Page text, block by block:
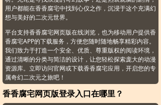
用户都能在香香腐宅中找到心仪之作，沉浸于这个充满幻
想与美好的二次元世界。
平台支持香香腐宅网页版在线浏览，也为移动用户提供香
香腐宅APP的下载服务，方便您随时随地畅享精彩内容。
我们致力于打造一个安全、优质、尊重版权的阅读环境，
通过清晰的分类与简洁的设计，让您轻松探索庞大的动漫
资源库。立即访问官网或下载香香腐宅应用，开启您的专
属奇幻二次元之旅吧！
香香腐宅网页版登录入口在哪里？